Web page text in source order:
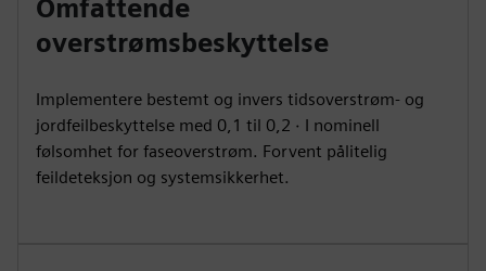
Omfattende
overstrømsbeskyttelse
Implementere bestemt og invers tidsoverstrøm- og
jordfeilbeskyttelse med 0,1 til 0,2 ⋅ I nominell
følsomhet for faseoverstrøm. Forvent pålitelig
feildeteksjon og systemsikkerhet.